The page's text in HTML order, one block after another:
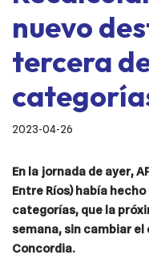
nuevo
tercera
2023-04-26
En la jornada de ayer,
Entre Ríos) había
categorías, que la
semana, sin cambiar
Concordia.